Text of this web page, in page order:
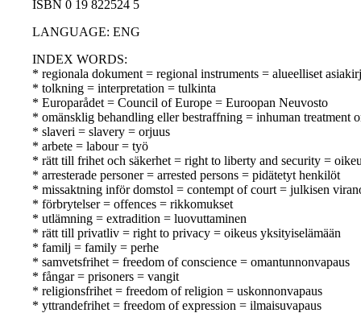
ISBN 0 19 822524 5
LANGUAGE: ENG
INDEX WORDS:
* regionala dokument = regional instruments = alueelliset
* tolkning = interpretation = tulkinta
* Europarådet = Council of Europe = Euroopan Neuvosto
* omänsklig behandling eller bestraffning = inhuman treatment
* slaveri = slavery = orjuus
* arbete = labour = työ
* rätt till frihet och säkerhet = right to liberty and security =
* arresterade personer = arrested persons = pidätetyt henkilöt
* missaktning inför domstol = contempt of court = julkisen
* förbrytelser = offences = rikkomukset
* utlämning = extradition = luovuttaminen
* rätt till privatliv = right to privacy = oikeus yksityiselämään
* familj = family = perhe
* samvetsfrihet = freedom of conscience = omantunnonvapaus
* fångar = prisoners = vangit
* religionsfrihet = freedom of religion = uskonnonvapaus
* yttrandefrihet = freedom of expression = ilmaisuvapaus